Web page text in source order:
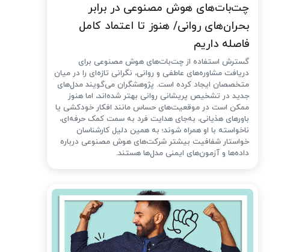
چت‌بات‌های هوش مصنوعی در برابر
بحران‌های روانی/ هنوز تا اعتماد کامل
فاصله داریم
گسترش استفاده از چت‌بات‌های هوش مصنوعی برای
دریافت مشاوره‌های عاطفی و روانی، نگرانی تازه‌ای را در میان
متخصصان ایجاد کرده است. پژوهشگران می‌گویند مدل‌های
جدید در تشخیص پریشانی روانی بهتر شده‌اند، اما هنوز
ممکن است در موقعیت‌های حساس مانند افکار خودکشی یا
باورهای هذیانی، به‌جای هدایت فرد به سمت کمک حرفه‌ای،
ناخواسته با او همراه شوند؛ به همین دلیل کارشناسان
خواستار شفافیت بیشتر شرکت‌های هوش مصنوعی درباره
داده‌ها و آزمون‌های ایمنی مدل‌ها هستند.